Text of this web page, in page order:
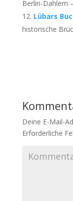
Berlin-Dahlem
Lübars
historische
Deine E-Mail-
Erforderliche